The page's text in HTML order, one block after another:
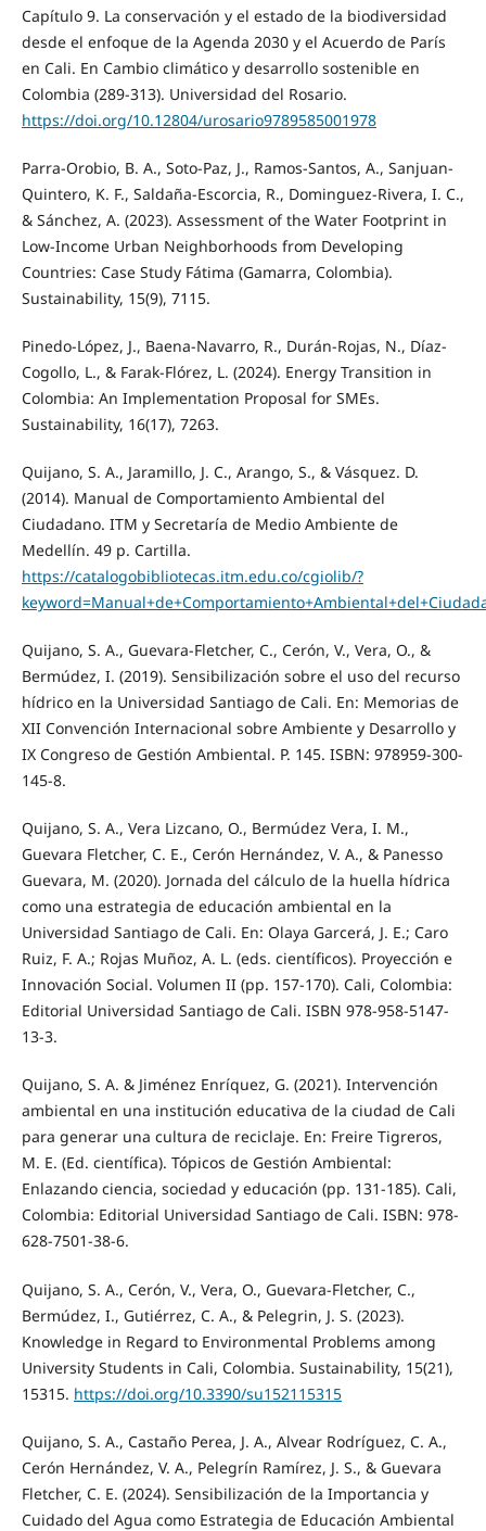
Capítulo 9. La conservación y el estado de la biodiversidad
desde el enfoque de la Agenda 2030 y el Acuerdo de París
en Cali. En Cambio climático y desarrollo sostenible en
Colombia (289-313). Universidad del Rosario.
https://doi.org/10.12804/urosario9789585001978
Parra-Orobio, B. A., Soto-Paz, J., Ramos-Santos, A., Sanjuan-
Quintero, K. F., Saldaña-Escorcia, R., Dominguez-Rivera, I. C.,
& Sánchez, A. (2023). Assessment of the Water Footprint in
Low-Income Urban Neighborhoods from Developing
Countries: Case Study Fátima (Gamarra, Colombia).
Sustainability, 15(9), 7115.
Pinedo-López, J., Baena-Navarro, R., Durán-Rojas, N., Díaz-
Cogollo, L., & Farak-Flórez, L. (2024). Energy Transition in
Colombia: An Implementation Proposal for SMEs.
Sustainability, 16(17), 7263.
Quijano, S. A., Jaramillo, J. C., Arango, S., & Vásquez. D.
(2014). Manual de Comportamiento Ambiental del
Ciudadano. ITM y Secretaría de Medio Ambiente de
Medellín. 49 p. Cartilla.
https://catalogobibliotecas.itm.edu.co/cgiolib/?
Quijano, S. A., Guevara-Fletcher, C., Cerón, V., Vera, O., &
Bermúdez, I. (2019). Sensibilización sobre el uso del recurso
hídrico en la Universidad Santiago de Cali. En: Memorias de
XII Convención Internacional sobre Ambiente y Desarrollo y
IX Congreso de Gestión Ambiental. P. 145. ISBN: 978959-300-
145-8.
Quijano, S. A., Vera Lizcano, O., Bermúdez Vera, I. M.,
Guevara Fletcher, C. E., Cerón Hernández, V. A., & Panesso
Guevara, M. (2020). Jornada del cálculo de la huella hídrica
como una estrategia de educación ambiental en la
Universidad Santiago de Cali. En: Olaya Garcerá, J. E.; Caro
Ruiz, F. A.; Rojas Muñoz, A. L. (eds. científicos). Proyección e
Innovación Social. Volumen II (pp. 157-170). Cali, Colombia:
Editorial Universidad Santiago de Cali. ISBN 978-958-5147-
13-3.
Quijano, S. A. & Jiménez Enríquez, G. (2021). Intervención
ambiental en una institución educativa de la ciudad de Cali
para generar una cultura de reciclaje. En: Freire Tigreros,
M. E. (Ed. científica). Tópicos de Gestión Ambiental:
Enlazando ciencia, sociedad y educación (pp. 131-185). Cali,
Colombia: Editorial Universidad Santiago de Cali. ISBN: 978-
628-7501-38-6.
Quijano, S. A., Cerón, V., Vera, O., Guevara-Fletcher, C.,
Bermúdez, I., Gutiérrez, C. A., & Pelegrin, J. S. (2023).
Knowledge in Regard to Environmental Problems among
University Students in Cali, Colombia. Sustainability, 15(21),
15315. https://doi.org/10.3390/su152115315
Quijano, S. A., Castaño Perea, J. A., Alvear Rodríguez, C. A.,
Cerón Hernández, V. A., Pelegrín Ramírez, J. S., & Guevara
Fletcher, C. E. (2024). Sensibilización de la Importancia y
Cuidado del Agua como Estrategia de Educación Ambiental